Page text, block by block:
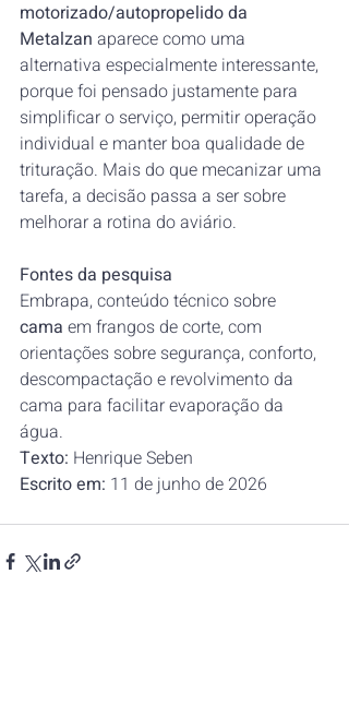
motorizado/autopropelido da
Metalzan aparece como uma
alternativa especialmente interessante,
porque foi pensado justamente para
simplificar o serviço, permitir operação
individual e manter boa qualidade de
trituração. Mais do que mecanizar uma
tarefa, a decisão passa a ser sobre
melhorar a rotina do aviário.
Fontes da pesquisa
Embrapa, conteúdo técnico sobre
cama em frangos de corte, com
orientações sobre segurança, conforto,
descompactação e revolvimento da
cama para facilitar evaporação da
água.
Texto: Henrique Seben
Escrito em: 11 de junho de 2026